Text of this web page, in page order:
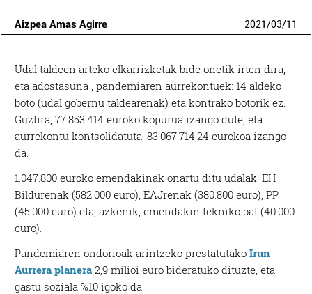
Aizpea Amas Agirre 2021/03/11
Udal taldeen arteko elkarrizketak bide onetik irten dira,
eta adostasuna , pandemiaren aurrekontuek: 14 aldeko
boto (udal gobernu taldearenak) eta kontrako botorik ez.
Guztira, 77.853.414 euroko kopurua izango dute, eta
aurrekontu kontsolidatuta,83.067.714,24 eurokoa izango
da.
1.047.800 euroko emendakinak onartu ditu udalak: EH
Bildurenak (582.000 euro), EAJrenak (380.800 euro), PP
(45.000 euro) eta, azkenik, emendakin tekniko bat (40.000
euro).
Pandemiaren ondorioak arintzeko prestatutakoIrun
Aurrera planera 2,9 milioi euro bideratuko dituzte, eta
gastu soziala %10 igoko da.